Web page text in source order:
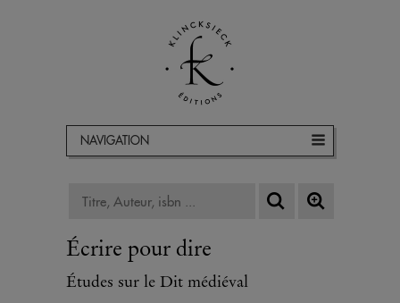
NAVIGATION
Écrire pour dire
Études sur le Dit médiéval